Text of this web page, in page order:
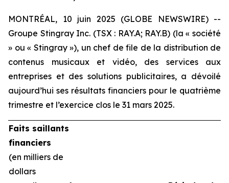
MONTRÉAL, 10 juin 2025 (GLOBE NEWSWIRE) --
Groupe Stingray Inc. (TSX : RAY.A; RAY.B) (la « société
» ou « Stingray »), un chef de file de la distribution de
contenus musicaux et vidéo, des services aux
entreprises et des solutions publicitaires, a dévoilé
aujourd’hui ses résultats financiers pour le quatrième
trimestre et l’exercice clos le 31 mars 2025.
Faits saillants
financiers
(en milliers de
dollars